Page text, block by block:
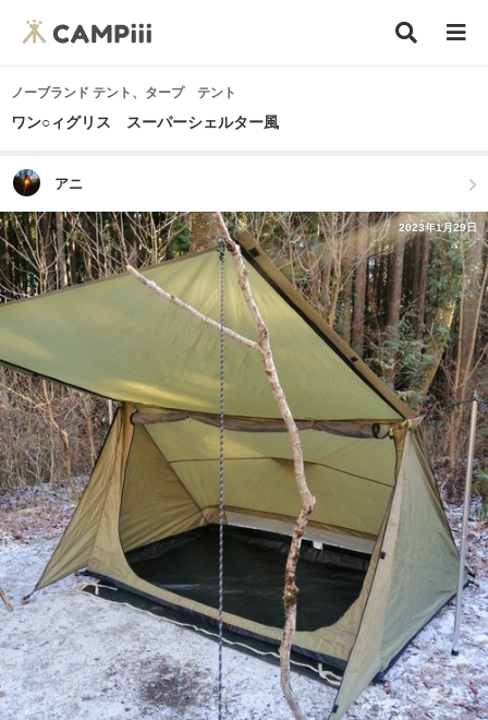
ノーブランド テント、タープ テント
ワン○ィグリス スーパーシェルター風
アニ
2023年1月29日